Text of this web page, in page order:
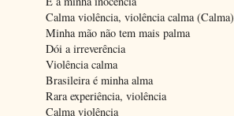
Calma violência, violência calma (Calma)
Minha mão não tem mais palma
Dói a irreverência
Violência calma
Brasileira é minha alma
Rara experiência, violência
Calma violência